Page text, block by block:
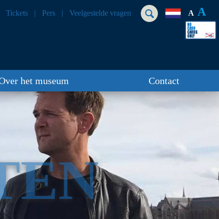
Tickets Pers Veelgestelde vragen A A
het museum Contact